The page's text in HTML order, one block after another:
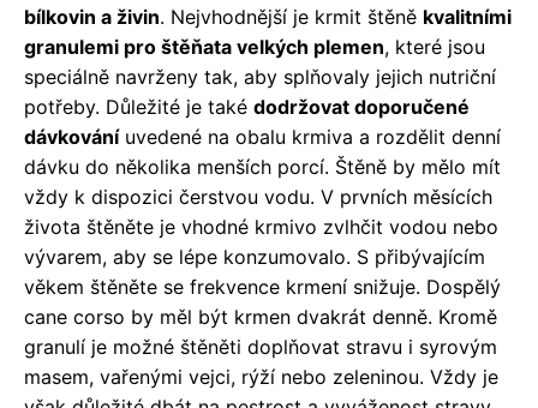
bílkovin a živin. Nejvhodnější je krmit štěně kvalitními
granulemi pro štěňata velkých plemen, které jsou
speciálně navrženy tak, aby splňovaly jejich nutriční
potřeby. Důležité je také dodržovat doporučené
dávkováníuvedené na obalu krmiva a rozdělit denní
dávku do několika menších porcí. Štěně by mělo mít
vždy k dispozici čerstvou vodu. V prvních měsících
života štěněte je vhodné krmivo zvlhčit vodou nebo
vývarem, aby se lépe konzumovalo. S přibývajícím
věkem štěněte se frekvence krmení snižuje. Dospělý
cane corso by měl být krmen dvakrát denně. Kromě
granulí je možné štěněti doplňovat stravu i syrovým
masem, vařenými vejci, rýží nebo zeleninou. Vždy je